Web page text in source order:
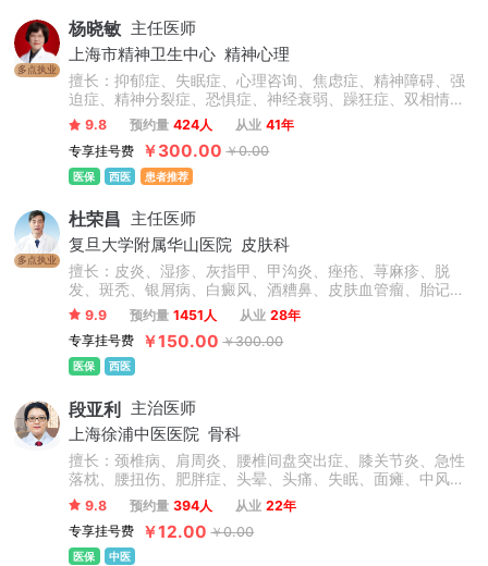
多点执业
杨晓敏 主任医师
上海市精神卫生中心 精神心理
擅长：抑郁症、失眠症、心理咨询、焦虑症、精神障碍、强
迫症、精神分裂症、恐惧症、神经衰弱、躁狂症、双相情感
障碍、心理障碍、神经官能症、头晕头疼、植物神经紊乱、
自闭症、儿童抽动症、人格障碍、酒精依赖症、成人/青少年
心理咨询、青少年情绪与行为障碍。
9.8 预约量 424人 从业 41年
专享挂号费
￥300.00 ￥0.00
医保 西医 患者推荐
多点执业
杜荣昌 主任医师
复旦大学附属华山医院
皮肤科
擅长：皮炎、湿疹、灰指甲、甲沟炎、痤疮、荨麻疹、脱
发、斑秃、银屑病、白癜风、酒糟鼻、皮肤血管瘤、胎记、
瘢痕疙瘩、结节性痒疹、激素脸、血管痣、太田痣、汗疱
疹、老年性白斑、职业病皮肤病、化妆品不良反应等常见皮
肤病和疑难疾病，在皮肤病治疗领域有很深的造诣。
9.9 预约量 1451人 从业 28年
专享挂号费
￥150.00 ￥300.00
医保 西医
段亚利 主治医师
上海徐浦中医医院 骨科
擅长：颈椎病、肩周炎、腰椎间盘突出症、膝关节炎、急性
落枕、腰扭伤、肥胖症、头晕、头痛、失眠、面瘫、中风偏
瘫后遗症、脊柱侧弯、高低肩、长短腿、骨盆倾斜、上下交
叉综合症、强直性脊柱炎、颈肩腰腿疼痛类疾病及脊柱健康
管理等相关疾病。
9.8 预约量 394人 从业 22年
专享挂号费
￥12.00 ￥0.00
医保 中医